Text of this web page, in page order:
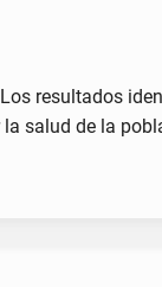
resultados
salud de la